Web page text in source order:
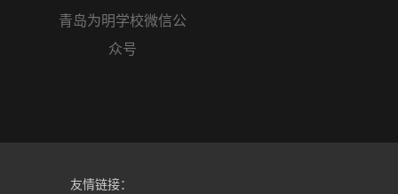
青岛为明学校微信公
众号
友情链接：